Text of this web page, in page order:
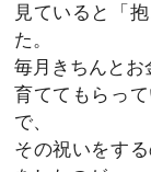
見ていると「
た。
毎月きちんとお
育ててもらっ
で、
その祝いをす